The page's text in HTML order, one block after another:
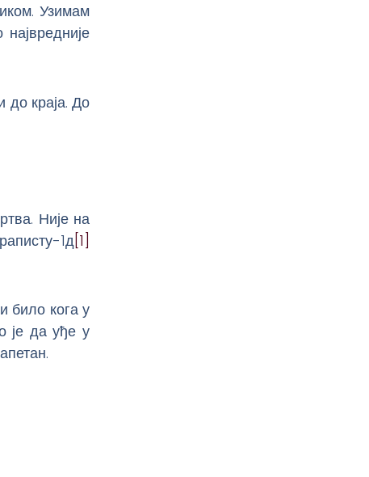
Узимам
до краја. До
Није на
1д[1]
било кога у
је да уђе у